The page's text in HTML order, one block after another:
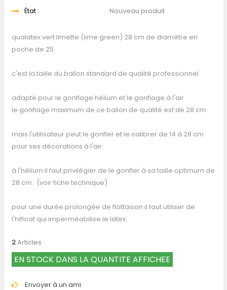
État :
Nouveau produit
qualatex vert limette (lime green) 28 cm de diamètre en
poche de 25
c'est la taille du ballon standard de qualité professionnel
adapté pour le gonflage hélium et le gonflage à l'air
le gonflage maximum de ce ballon de qualité est de 28 cm
mais l'utilisateur peut le gonfler et le calibrer de 14 à 28 cm
pour ses décorations à l'air.
à l'hélium il faut privilégier de le gonfler à sa taille optimum de
28 cm. (voir fiche technique)
pour une durée prolongée de flottaison il faut utiliser de
l'hifloat qui imperméabilise le latex.
2Articles
EN STOCK DANS LA QUANTITE AFFICHEE
Envoyer à un ami